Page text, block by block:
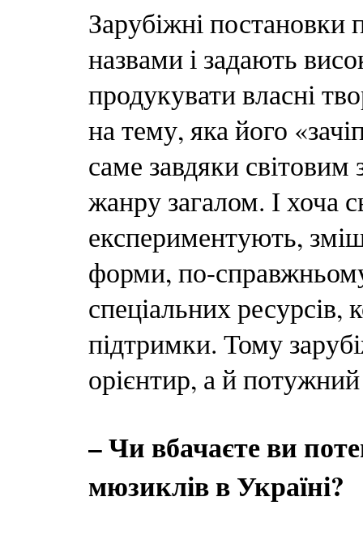
Зарубіжні
назвами і задають
продукувати власні
на тему, яка його
саме завдяки
жанру загалом. І хоча
експериментують,
форми, по-
спеціальних ресурсів,
підтримки. Тому
орієнтир, а й потужний
– Чи вбачаєте ви
мюзиклів в Україні?